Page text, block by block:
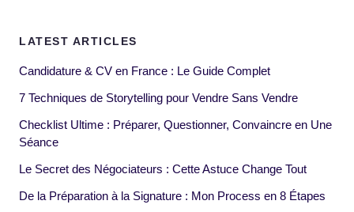
LATEST ARTICLES
Candidature & CV en France : Le Guide Complet
7 Techniques de Storytelling pour Vendre Sans Vendre
Checklist Ultime : Préparer, Questionner, Convaincre en Une
Séance
Le Secret des Négociateurs : Cette Astuce Change Tout
De la Préparation à la Signature : Mon Process en 8 Étapes